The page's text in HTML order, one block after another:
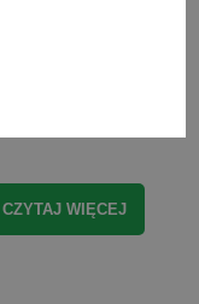
tego
na
CZYTAJ WIĘCEJ